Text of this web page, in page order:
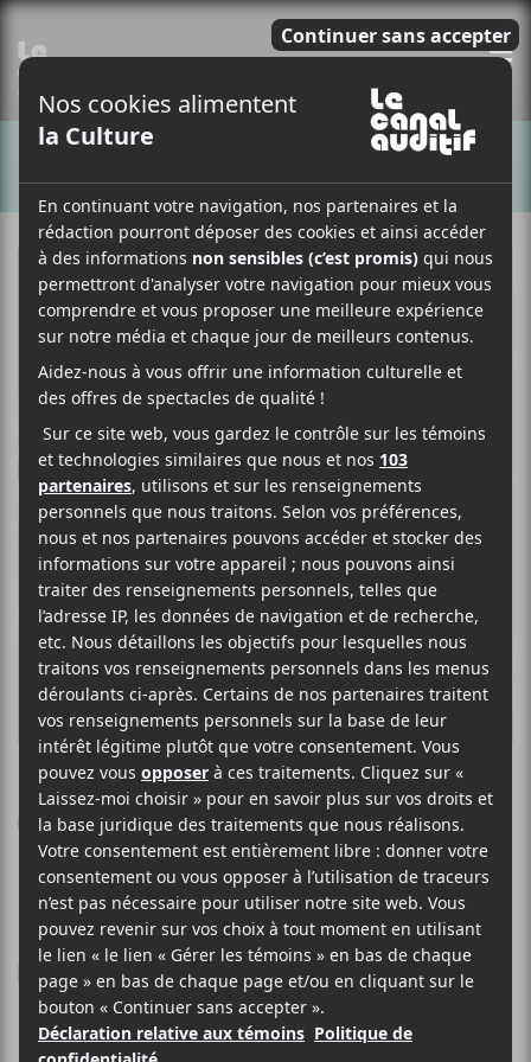
BEABADOOBEE
Cologne
30 JUIN 2021
PARELOÏSE LÉVEILLÉ-CHAGNON
/ POP
/ POST-PUNK
F
A
C
E
T
W
I
T
P
A
R
T
La sensation de TikTokBeabadoobeedévoilait le 21